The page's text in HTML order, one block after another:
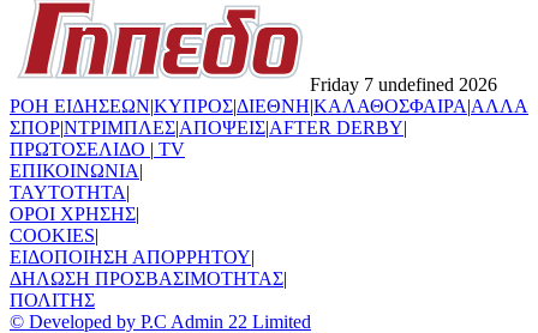
Friday 7 undefined 2026
ΡΟΗ ΕΙΔΗΣΕΩΝ|ΚΥΠΡΟΣ|ΔΙΕΘΝΗ|ΚΑΛΑΘΟΣΦΑΙΡΑ|ΑΛΛΑ
ΣΠΟΡ|ΝΤΡΙΜΠΛΕΣ|ΑΠΟΨΕΙΣ|AFTER DERBY|
ΠΡΩΤΟΣΕΛΙΔΟ | TV
ΕΠΙΚΟΙΝΩΝΙΑ|
TAYTOTHTA|
ΟΡΟΙ ΧΡΗΣΗΣ|
COOKIES|
ΕΙΔΟΠΟΙΗΣΗ ΑΠΟΡΡΗΤΟΥ|
ΔΗΛΩΣΗ ΠΡΟΣΒΑΣΙΜΟΤΗΤΑΣ|
ΠΟΛΙΤΗΣ
© Developed by P.C Admin 22 Limited